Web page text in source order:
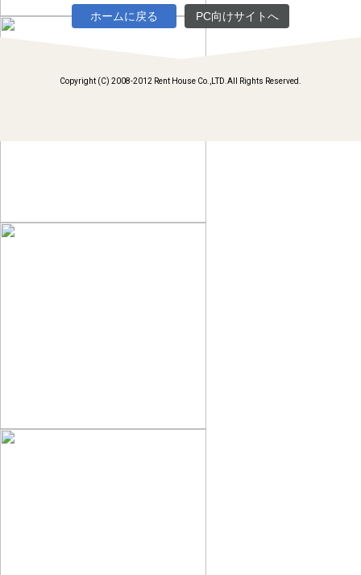
ホームに戻る PC向けサイトへ
Copyright (C) 2008-2012 Rent House Co.,LTD.All Rights Reserved.